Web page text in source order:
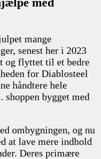
mange
senest her i 2023
og flyttet til et bedre
for Diablosteel
håndtere hele
shoppen bygget med
ombygningen, og nu
at lave mere indhold
Deres primære